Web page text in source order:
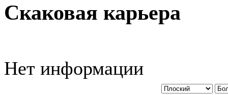
Скаковая карьера
Нет информации